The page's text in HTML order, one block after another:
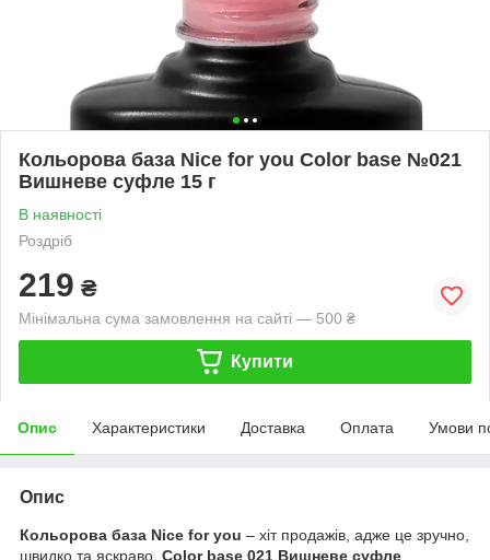
Кольорова база Nice for you Color base №021
Вишневе суфле 15 г
В наявності
Роздріб
219 ₴
Мінімальна сума замовлення на сайті — 500 ₴
Купити
Опис Характеристики Доставка Оплата Умови
Опис
Кольорова база Nice for you – хіт продажів, адже це зручно,
швидко та яскраво. Color base 021 Вишневе суфле